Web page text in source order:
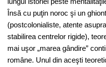
Însă cu puţin noroc şi un
(postcolonialiste, atente
stabilirea centrelor rigide),
mai uşor „marea gândire”
române. Unul din aceşti